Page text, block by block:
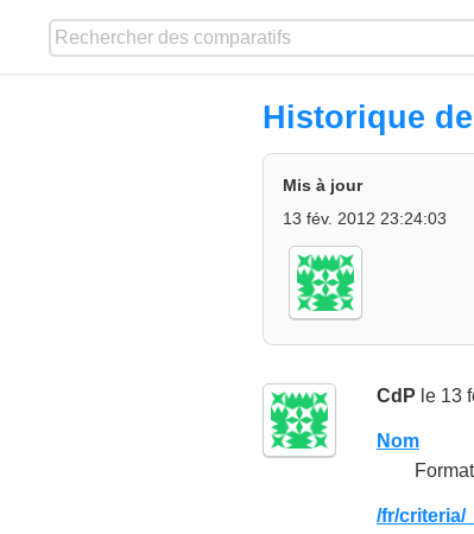
Historique de
Mis à jour
13 fév. 2012 23:24:03
CdP le 13
Nom
Format
/fr/criteria/